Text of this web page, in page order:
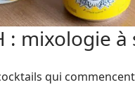
: mixologie
qui